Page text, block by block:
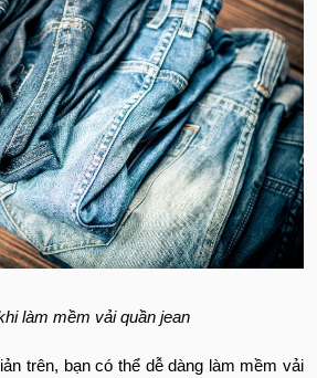
làm mềm vải quần jean
trên, bạn có thể dễ dàng làm mềm vải